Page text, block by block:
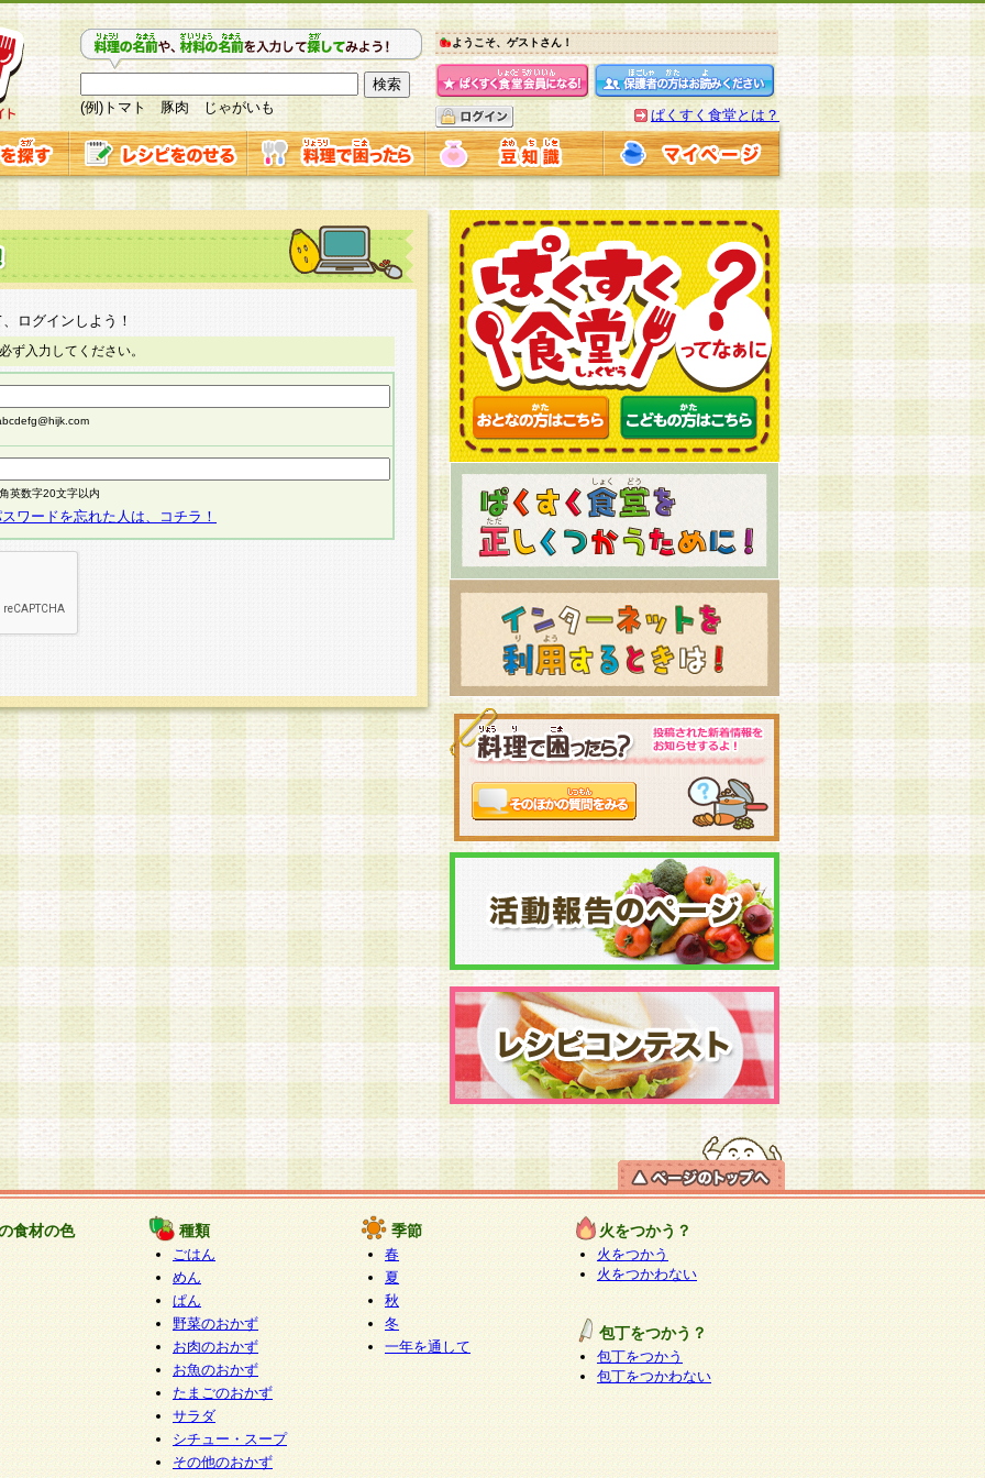
(例)トマト 豚肉 じゃがいも
ようこそ、ゲストさん！
ぱくすく食堂とは？
ログインしよう！
ず入力してください。
英数字20文字以内
ワードを忘れた人は、コチラ！
食材の色 種類
ごはん
めん
ぱん
野菜のおかず
お肉のおかず
お魚のおかず
たまごのおかず
サラダ
シチュー・スープ
その他のおかず
季節
春
夏
秋
冬
一年を通して
火をつかう？
火をつかう
火をつかわない
包丁をつかう？
包丁をつかう
包丁をつかわない